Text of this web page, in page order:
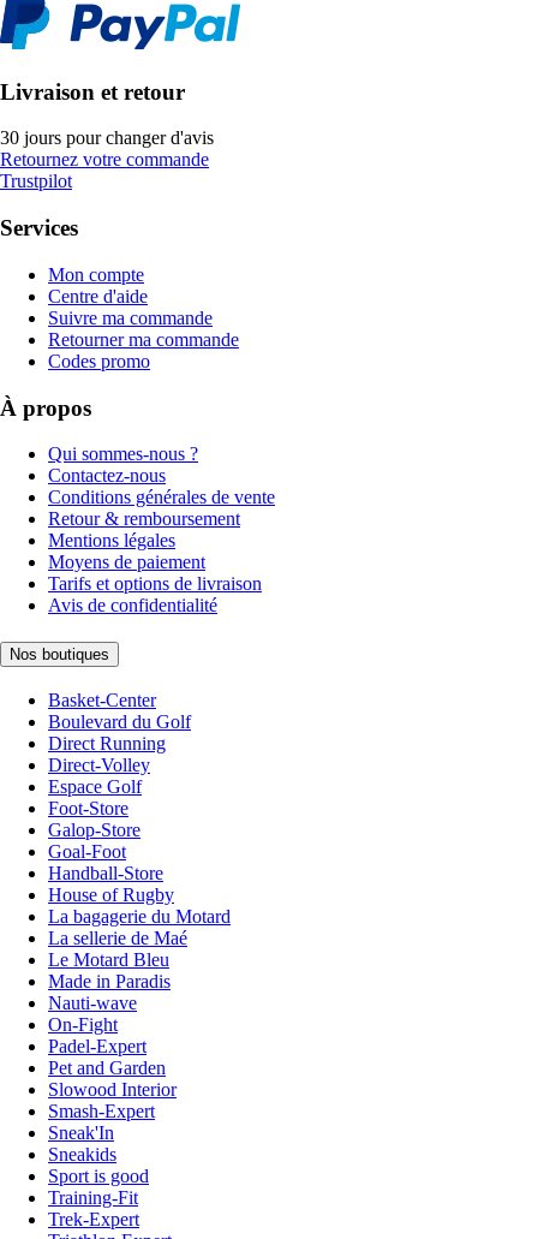
Livraison et retour
30 jours pour changer d'avis
Retournez votre commande
Trustpilot
Services
Mon compte
Centre d'aide
Suivre ma commande
Retourner ma commande
Codes promo
À propos
Qui sommes-nous ?
Contactez-nous
Conditions générales de vente
Retour & remboursement
Mentions légales
Moyens de paiement
Tarifs et options de livraison
Avis de confidentialité
Nos boutiques
Basket-Center
Boulevard du Golf
Direct Running
Direct-Volley
Espace Golf
Foot-Store
Galop-Store
Goal-Foot
Handball-Store
House of Rugby
La bagagerie du Motard
La sellerie de Maé
Le Motard Bleu
Made in Paradis
Nauti-wave
On-Fight
Padel-Expert
Pet and Garden
Slowood Interior
Smash-Expert
Sneak'In
Sneakids
Sport is good
Training-Fit
Trek-Expert